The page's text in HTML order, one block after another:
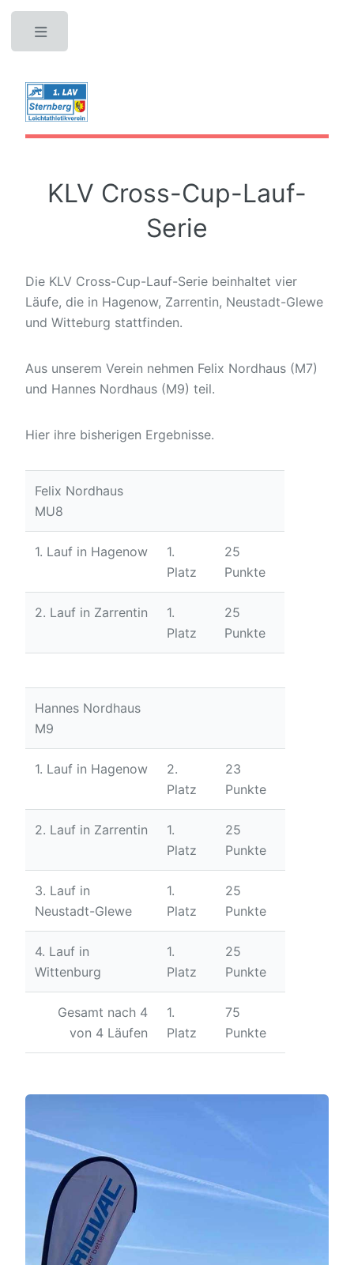
KLV Cross-Cup-Lauf-
Serie
Die KLV Cross-Cup-Lauf-Serie beinhaltet vier
Läufe, die in Hagenow, Zarrentin, Neustadt-Glewe
und Witteburg stattfinden.
Aus unserem Verein nehmen Felix Nordhaus (M7)
und Hannes Nordhaus (M9) teil.
Hier ihre bisherigen Ergebnisse.
Felix Nordhaus
MU8
1. Lauf in Hagenow
1.
Platz
25
Punkte
2. Lauf in Zarrentin
1.
Platz
25
Punkte
4. Lauf in
1.
75
Hannes Nordhaus
M9
1. Lauf in Hagenow
2.
Platz
23
Punkte
2. Lauf in Zarrentin
1.
Platz
25
Punkte
3. Lauf in
Neustadt-Glewe
1.
Platz
25
Punkte
4. Lauf in
Wittenburg
1.
Platz
25
Punkte
Gesamt nach 4
von 4 Läufen
1.
Platz
75
Punkte